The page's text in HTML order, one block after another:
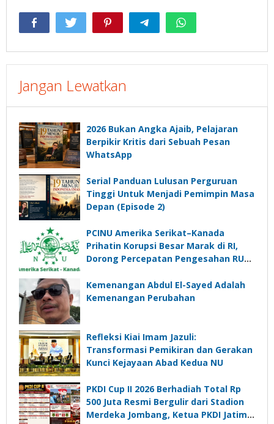
Jangan Lewatkan
2026 Bukan Angka Ajaib, Pelajaran
Berpikir Kritis dari Sebuah Pesan
WhatsApp
Serial Panduan Lulusan Perguruan
Tinggi Untuk Menjadi Pemimpin Masa
Depan (Episode 2)
PCINU Amerika Serikat–Kanada
Prihatin Korupsi Besar Marak di RI,
Dorong Percepatan Pengesahan RUU
Kemenangan Abdul El-Sayed Adalah
Kemenangan Perubahan
Refleksi Kiai Imam Jazuli:
Transformasi Pemikiran dan Gerakan
Kunci Kejayaan Abad Kedua NU
PKDI Cup II 2026 Berhadiah Total Rp
500 Juta Resmi Bergulir dari Stadion
Merdeka Jombang, Ketua PKDI Jatim: